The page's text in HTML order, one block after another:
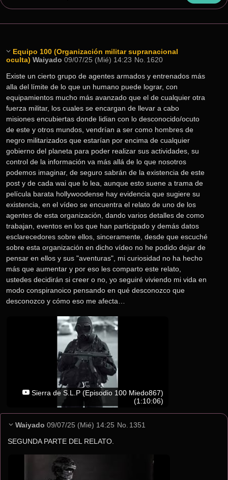
Equipo 100 (Organización militar supranacional
oculta) Waiyado 09/07/25 (Mié) 14:23 No. 1620
Existe un cierto grupo de agentes armados y entrenados más
alla del límite de lo que un humano puede lograr, con
equipamientos mucho más avanzado que el de cualquier otra
fuerza militar, los cuales se encargan de llevar a cabo
misiones encubiertas donde lidian con lo desconocido/ocuto
de este y otros mundos, vendrían a ser como hombres de
negro militarizados que estarían por encima de cualquier
gobierno del planeta para poder realizar sus actividades, su
control de la información va más allá de lo que nosotros
podemos imaginar, de seguro sabrán de la existencia de este
post y de cada wai que lo lea, aunque esto suene a trama de
película barata hollywoodense hay evidencia que sugiere su
existencia, en el vídeo se encuentra el relato de uno de los
agentes de esta organización, dando varios detalles de como
trabajan, eventos en los que han participado y demás datos
esclarecedores sobre ellos, sinceramente, desde que escuché
sobre esta organización en dicho vídeo no he podido dejar de
pensar en ellos y sus "aventuras", mi curiosidad no ha hecho
más que aumentar y por eso les comparto este relato,
ustedes decidirán si creer o no, yo seguiré viviendo mi vida en
modo conspiranoico pensando en qué desconozco que
desconozco y cómo eso me afecta…
Sierra de S.L.P (Episodio 100 Miedo867)
(1:10:06)
Waiyado 09/07/25 (Mié) 14:25 No. 1351
SEGUNDA PARTE DEL RELATO.